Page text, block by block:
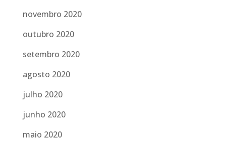
novembro 2020
outubro 2020
setembro 2020
agosto 2020
julho 2020
junho 2020
maio 2020